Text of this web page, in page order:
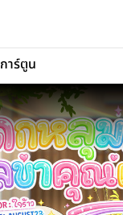
การ์ตูน